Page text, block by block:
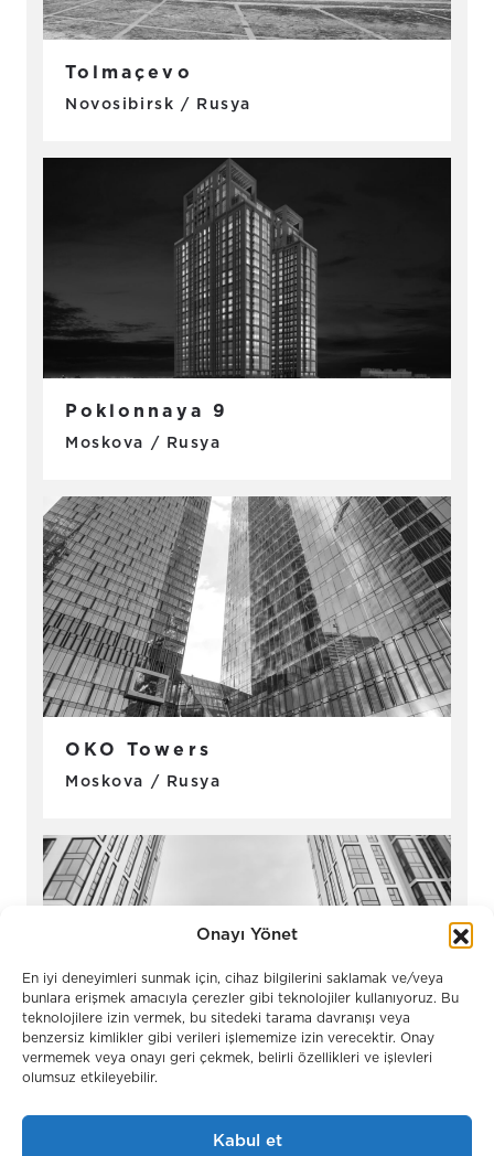
Onayı Yönet
En iyi deneyimleri sunmak için, cihaz bilgilerini saklamak ve/veya
bunlara erişmek amacıyla çerezler gibi teknolojiler kullanıyoruz. Bu
teknolojilere izin vermek, bu sitedeki tarama davranışı veya
benzersiz kimlikler gibi verileri işlememize izin verecektir. Onay
vermemek veya onayı geri çekmek, belirli özellikleri ve işlevleri
olumsuz etkileyebilir.
Kabul et
Tolmaçevo
Novosibirsk / Rusya
Poklonnaya 9
Moskova / Rusya
OKO Towers
Moskova / Rusya
Soho-Noho
Moskova / Rusya